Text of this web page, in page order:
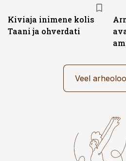
Kiviaja inimene kolis
Taani ja ohverdati
Veel